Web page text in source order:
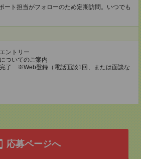
ート担当がフォローのため定期訪問。いつでも
ントリー
ついてのご案内
了 ※Web登録（電話面談1回、または面談な
応募ページへ